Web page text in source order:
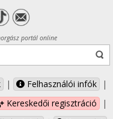
portál online
| Felhasználói infók
|
Kereskedői regisztráció
|